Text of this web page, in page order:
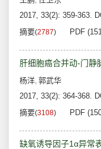
2017, 33(2): 359-363.
摘要(2787) PDF
肝细胞癌合并动-门静
杨洋, 郭武华
2017, 33(2): 364-368.
摘要(3108) PDF
缺氧诱导因子1α异常